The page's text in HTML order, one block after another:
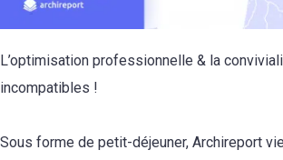
L’optimisation professionnelle & la
incompatibles !
Sous forme de petit-déjeuner, Archireport